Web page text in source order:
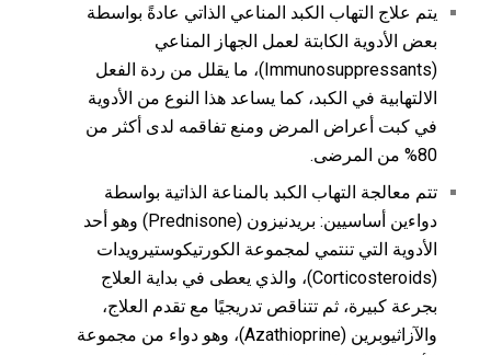
يتم علاج التهاب الكبد المناعي الذاتي عادةً بواسطة
بعض الأدوية الكابتة لعمل الجهاز المناعي
(Immunosuppressants)، ما يقلل من ردة الفعل
الالتهابية في الكبد، كما يساعد هذا النوع من الأدوية
في كبت أعراض المرض ومنع تفاقمه لدى أكثر من
80% من المرضى.
تتم معالجة التهاب الكبد بالمناعة الذاتية بواسطة
دواءين أساسيين: بريدنيزون (Prednisone) وهو أحد
الأدوية التي تنتمي لمجموعة الكورتيكوستيرويدات
(Corticosteroids)، والذي يعطى في بداية العلاج
بجرعة كبيرة، ثم تتناقص تدريجيًا مع تقدم العلاج،
والآزاثيوبرين (Azathioprine)، وهو دواء من مجموعة